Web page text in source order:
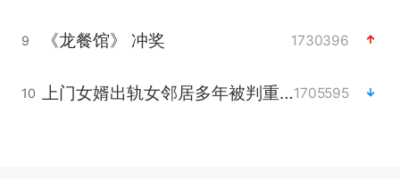
9 《龙餐馆》 冲奖 1730396
10 上门女婿出轨女邻居多年被判重婚罪1705595